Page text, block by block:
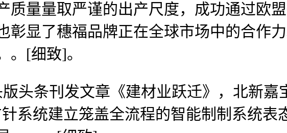
量量取严谨的出产尺度，成功通过欧盟
彰显了穗福品牌正在全球市场中的合作
。[细致]。
条刊发文章《建材业跃迁》，北新嘉
系统建立笼盖全流程的智能制制系统表